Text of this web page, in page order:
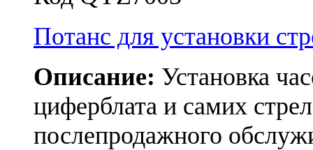
Потанс для установки
Описание: Установка
циферблата и самих
послепродажного